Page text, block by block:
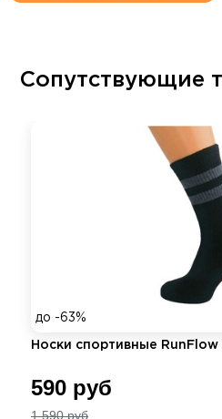
Сопутствующие
до -63%
Носки спортивные RunFlow
590 руб
1 590 руб